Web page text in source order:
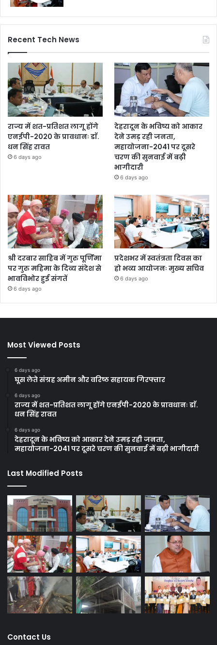
Recent Tech News
राज्य में शत-प्रतिशत लागू होंगे
एनईपी-2020 के प्रावधानः डाॅ.
धन सिंह रावत
6 days ago
देहरादून के भविष्य को आकार
देने उमड़ रही जनता,
महायोजना-2041 पर दूसरे
चरण की सुनवाई में बढ़ी
भागीदारी
6 days ago
श्री दरबार साहिब में गुरु पूर्णिमा
पर गुरु महिमा के दिव्य संदेश से
भावविभोर हुई संगतें
6 days ago
प्रदेशभर में स्वतंत्रता दिवस का
हो भव्य आयोजनः मुख्य सचिव
6 days ago
Most Viewed Posts
6 days ago
घूस लेते संग्रह अमीन और वरिष्ठ सहायक गिरफ्तार
6 days ago
राज्य में शत-प्रतिशत लागू होंगे एनईपी-2020 के प्रावधानः डाॅ.
धन सिंह रावत
6 days ago
देहरादून के भविष्य को आकार देने उमड़ रही जनता,
महायोजना-2041 पर दूसरे चरण की सुनवाई में बढ़ी भागीदारी
Last Modified Posts
Contact Us